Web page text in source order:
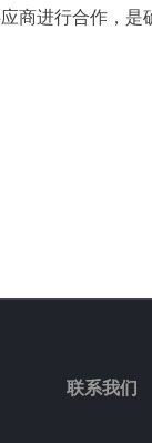
进行合作，是
联系我们